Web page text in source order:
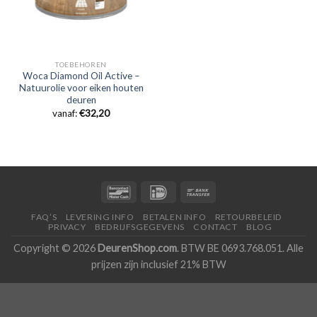
TOEBEHOREN
Woca Diamond Oil Active –
Natuurolie voor eiken houten
deuren
vanaf:€32,20
FAQ’S LEVERING INFO BETALEN INFO
RETOURBELEID
PRIVACY
BEDRIJFSGEGEVENS CONTACT BLOG
Copyright © 2026 DeurenShop.com. BTW BE 0693.768.051. Alle
prijzen zijn inclusief 21% BTW